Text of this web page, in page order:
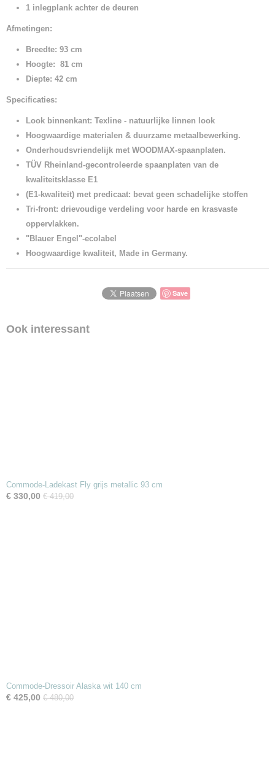
1 inlegplank achter de deuren
Afmetingen:
Breedte: 93 cm
Hoogte: 81 cm
Diepte: 42 cm
Specificaties:
Look binnenkant: Texline - natuurlijke linnen look
Hoogwaardige materialen & duurzame metaalbewerking.
Onderhoudsvriendelijk met WOODMAX-spaanplaten.
TÜV Rheinland-gecontroleerde spaanplaten van de
kwaliteitsklasse E1
(E1-kwaliteit) met predicaat: bevat geen schadelijke stoffen
Tri-front: drievoudige verdeling voor harde en krasvaste
oppervlakken.
"Blauer Engel"-ecolabel
Hoogwaardige kwaliteit, Made in Germany.
Save
Ook interessant
Commode-Ladekast Fly grijs metallic 93 cm
€ 330,00 € 419,00
Commode-Dressoir Alaska wit 140 cm
€ 425,00 € 480,00